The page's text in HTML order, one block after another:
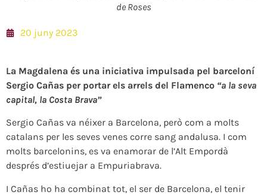
de Roses
20 juny 2023
La Magdalena és una iniciativa impulsada pel barceloní
Sergio Cañas per portar els arrels del Flamenco “a la seva
capital, la Costa Brava”
Sergio Cañas va néixer a Barcelona, però com a molts
catalans per les seves venes corre sang andalusa. I com
molts barcelonins, es va enamorar de l’Alt Empordà
després d’estiuejar a Empuriabrava.
I Cañas ho ha combinat tot, el ser de Barcelona, el tenir